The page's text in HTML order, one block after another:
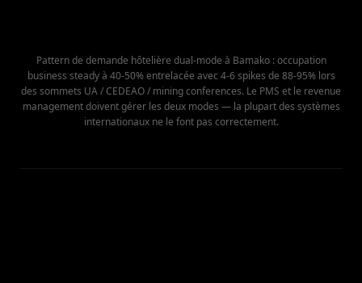
Pattern de demande hôtelière dual-mode à Bamako : occupation
business steady à 40-50% entrelacée avec 4-6 spikes de 88-95% lors
des sommets UA / CEDEAO / mining conferences. Le PMS et le revenue
management doivent gérer les deux modes — la plupart des systèmes
internationaux ne le font pas correctement.